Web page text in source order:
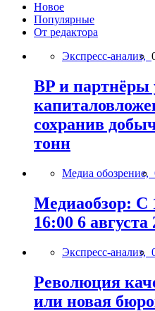
Новое
Популярные
От редактора
Экспресс-анализ,
BP и партнёры
сохранив
тонн
Медиа обозрение,
Медиаобзор: С
16:00 6 августа
Экспресс-анализ,
Революция
или новая